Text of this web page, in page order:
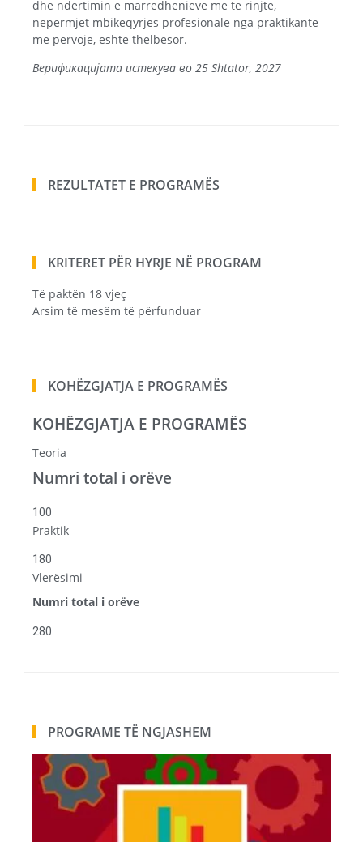
dhe ndërtimin e marrëdhënieve me të rinjtë,
nëpërmjet mbikëqyrjes profesionale nga praktikantë
me përvojë, është thelbësor.
Верификацијата истекува во 25 Shtator, 2027
REZULTATET E PROGRAMËS
KRITERET PËR HYRJE NË PROGRAM
Të paktën 18 vjeç
Arsim të mesëm të përfunduar
KOHËZGJATJA E PROGRAMËS
KOHËZGJATJA E PROGRAMËS
Teoria
Numri total i orëve
100
Praktik
180
Vlerësimi
Numri total i orëve
280
PROGRAME TË NGJASHEM